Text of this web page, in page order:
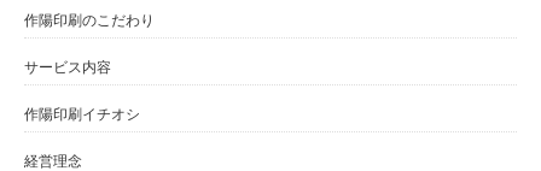
作陽印刷のこだわり
サービス内容
作陽印刷イチオシ
経営理念